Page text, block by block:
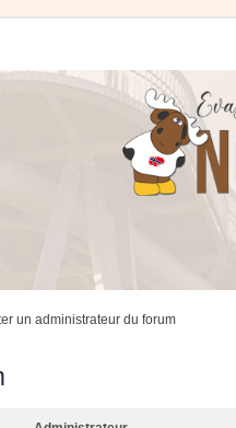
un administrateur du forum